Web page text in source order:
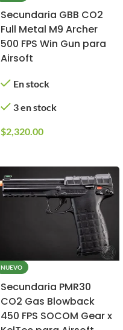
Secundaria GBB CO2
Full Metal M9 Archer
500 FPS Win Gun para
Airsoft
En stock
3 en stock
$2,320.00
NUEVO
Secundaria PMR30
CO2 Gas Blowback
450 FPS SOCOM Gear x